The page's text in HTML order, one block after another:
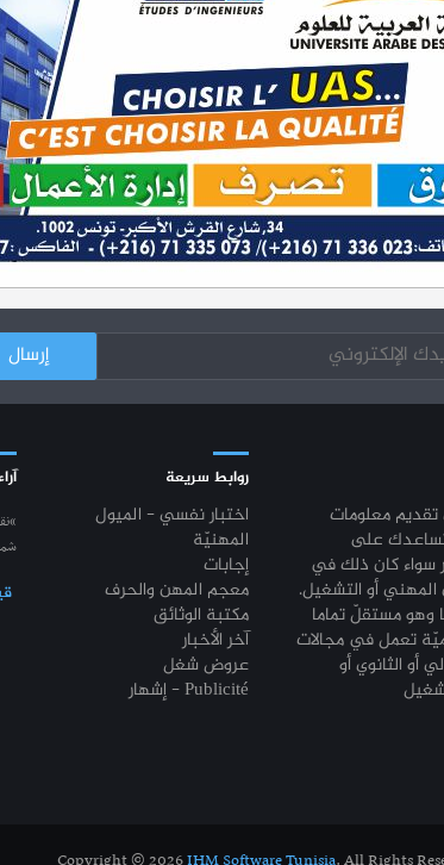
معلومات
على
سواء كان ذلك في
المهني أو التشغيل.
وهو مستقلّ تماما
تعمل في مجالات
أو الثانوي أو
روابط سريعة
اختبار نفسي - الميول
المهنيّة
إجابات
معجم المهن والحرف
مكتبة الوثائق
آخر الأخبار
عروض شغل
إشهار - Publicité